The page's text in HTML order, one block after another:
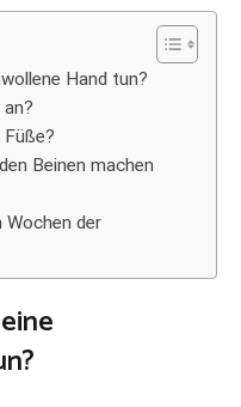
Hand tun?
Beinen machen
Wochen der